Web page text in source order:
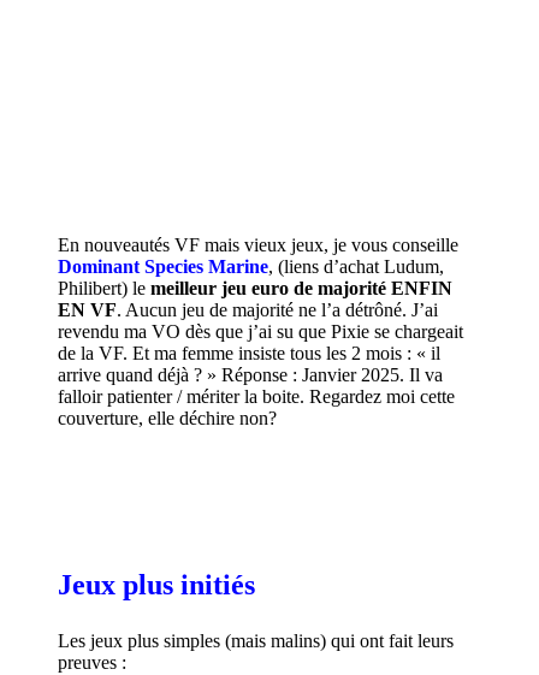
En nouveautés VF mais vieux jeux, je vous conseille
Dominant Species Marine, (liens d’achat Ludum,
Philibert) le meilleur jeu euro de majorité ENFIN
EN VF. Aucun jeu de majorité ne l’a détrôné. J’ai
revendu ma VO dès que j’ai su que Pixie se chargeait
de la VF. Et ma femme insiste tous les 2 mois : « il
arrive quand déjà ? » Réponse : Janvier 2025. Il va
falloir patienter / mériter la boite. Regardez moi cette
couverture, elle déchire non?
Jeux plus initiés
Les jeux plus simples (mais malins) qui ont fait leurs
preuves :